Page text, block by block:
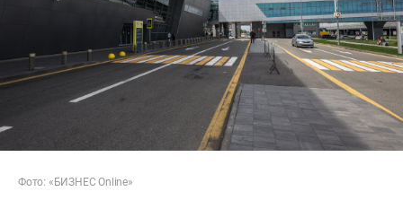
Фото: «БИЗНЕС Online»